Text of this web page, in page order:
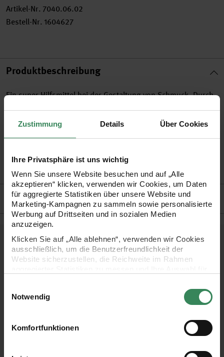
Zustimmung Details Über Cookies
Ihre Privatsphäre ist uns wichtig
Wenn Sie unsere Website besuchen und auf „Alle
akzeptieren“ klicken, verwenden wir Cookies, um Daten
für aggregierte Statistiken über unsere Website und
Marketing-Kampagnen zu sammeln sowie personalisierte
Werbung auf Drittseiten und in sozialen Medien
anzuzeigen.
Klicken Sie auf „Alle ablehnen“, verwenden wir Cookies
ausschließlich, um die Benutzerfreundlichkeit der
Website sicherzustellen, die Reichweite im Rahmen
Ihre Einwilligung ist freiwillig und kann jederzeit über den
Link „Cookie-Einstellungen“ im Fußbereich der Seite
verwendeten Technologien und den Empfängern der
Daten finden Sie in unserer Datenschutzerklärung.
Notwendig
Komfortfunktionen
Artikel-Nr. 7040.06.02
Bestell-Nr. 1604627
Produktbeschreibung
Ein super Hilfsmittel bei der Gestaltung von Schmuck. Durch
die besonders spitze Ausführung ist die Pinzette ideal für
Schmuckarbeiten mit kleinen Perlen
Pinzette ist 11,5 cm lang
vorne spitz
Hersteller
Kostenlose Anleitungen.